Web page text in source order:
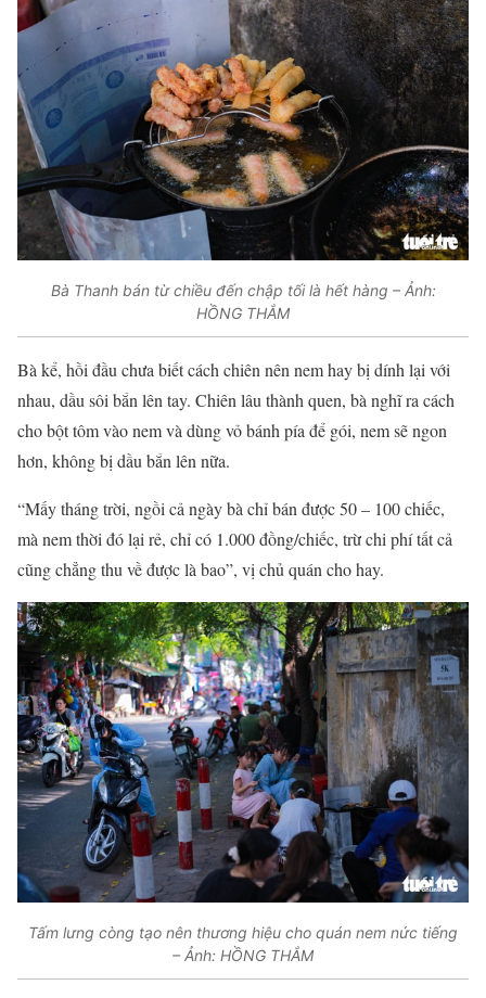
Bà Thanh bán từ chiều đến chập tối là hết hàng – Ảnh:
HỒNG THẮM
Bà kể, hồi đầu chưa biết cách chiên nên nem hay bị dính lại với
nhau, dầu sôi bắn lên tay. Chiên lâu thành quen, bà nghĩ ra cách
cho bột tôm vào nem và dùng vỏ bánh pía để gói, nem sẽ ngon
hơn, không bị dầu bắn lên nữa.
“Mấy tháng trời, ngồi cả ngày bà chỉ bán được 50 – 100 chiếc,
mà nem thời đó lại rẻ, chỉ có 1.000 đồng/chiếc, trừ chi phí tất cả
cũng chẳng thu về được là bao”, vị chủ quán cho hay.
Tấm lưng còng tạo nên thương hiệu cho quán nem nức tiếng
– Ảnh: HỒNG THẮM